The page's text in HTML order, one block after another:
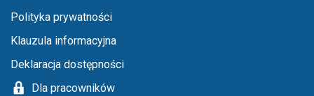
Menu stopka
Polityka prywatności
Klauzula informacyjna
Deklaracja dostępności
Dla pracowników